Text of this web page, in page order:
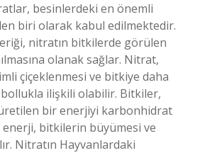
besinlerdeki en önemli
biri olarak kabul edilmektedir.
nitratın bitkilerde görülen
olanak sağlar. Nitrat,
çiçeklenmesi ve bitkiye daha
ilişkili olabilir. Bitkiler,
bir enerjiyi karbonhidrat
bitkilerin büyümesi ve
Nitratın Hayvanlardaki